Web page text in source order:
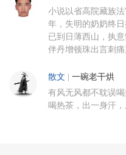
小说以省高院藏族
年，失明的奶奶终
已到日薄西山，执
伴丹增顿珠出言刺痛
散文 一碗老干烘
有风无风都不耽误
喝热茶，出一身汗，